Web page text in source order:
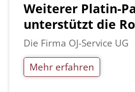
Weiterer Platin-
unterstützt die
Die Firma OJ-Service UG
Mehr erfahren